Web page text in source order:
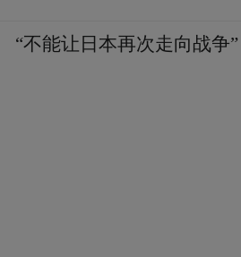
“不能让日本再次走向战争”